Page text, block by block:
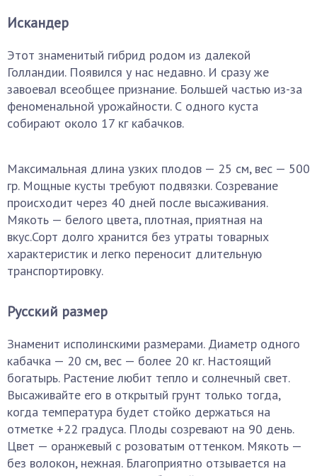
Искандер
Этот знаменитый гибрид родом из далекой
Голландии. Появился у нас недавно. И сразу же
завоевал всеобщее признание. Большей частью из-за
феноменальной урожайности. С одного куста
собирают около 17 кг кабачков.
Максимальная длина узких плодов — 25 см, вес — 500
гр. Мощные кусты требуют подвязки. Созревание
происходит через 40 дней после высаживания.
Мякоть — белого цвета, плотная, приятная на
вкус.Сорт долго хранится без утраты товарных
характеристик и легко переносит длительную
транспортировку.
Русский размер
Знаменит исполинскими размерами. Диаметр одного
кабачка — 20 см, вес — более 20 кг. Настоящий
богатырь. Растение любит тепло и солнечный свет.
Высаживайте его в открытый грунт только тогда,
когда температура будет стойко держаться на
отметке +22 градуса. Плоды созревают на 90 день.
Цвет — оранжевый с розоватым оттенком. Мякоть —
без волокон, нежная. Благоприятно отзывается на